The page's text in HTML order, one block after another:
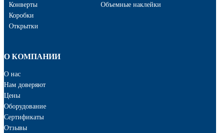
Конверты
Коробки
Открытки
Объемные наклейки
О КОМПАНИИ
О нас
Нам доверяют
Цены
Оборудование
Сертификаты
Отзывы